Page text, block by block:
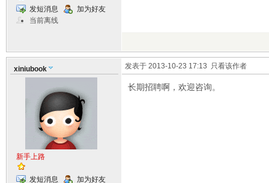
发短消息
加为好友
当前离线
xiniubook
新手上路
发短消息
加为好友
发表于 2013-10-23 17:13 只看该作者
长期招聘啊，欢迎咨询。